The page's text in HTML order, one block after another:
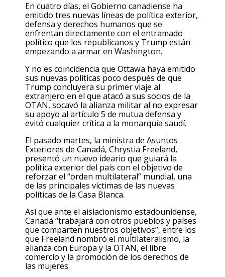
En cuatro días, el Gobierno canadiense ha
emitido tres nuevas líneas de política exterior,
defensa y derechos humanos que se
enfrentan directamente con el entramado
político que los republicanos y Trump están
empezando a armar en Washington.
Y no es coincidencia que Ottawa haya emitido
sus nuevas políticas poco después de que
Trump concluyera su primer viaje al
extranjero en el que atacó a sus socios de la
OTAN, socavó la alianza militar al no expresar
su apoyo al artículo 5 de mutua defensa y
evitó cualquier crítica a la monarquía saudí.
El pasado martes, la ministra de Asuntos
Exteriores de Canadá, Chrystia Freeland,
presentó un nuevo ideario que guiará la
política exterior del país con el objetivo de
reforzar el “orden multilateral” mundial, una
de las principales víctimas de las nuevas
políticas de la Casa Blanca.
Así que ante el aislacionismo estadounidense,
Canadá “trabajará con otros pueblos y países
que comparten nuestros objetivos”, entre los
que Freeland nombró el multilateralismo, la
alianza con Europa y la OTAN, el libre
comercio y la promoción de los derechos de
las mujeres.